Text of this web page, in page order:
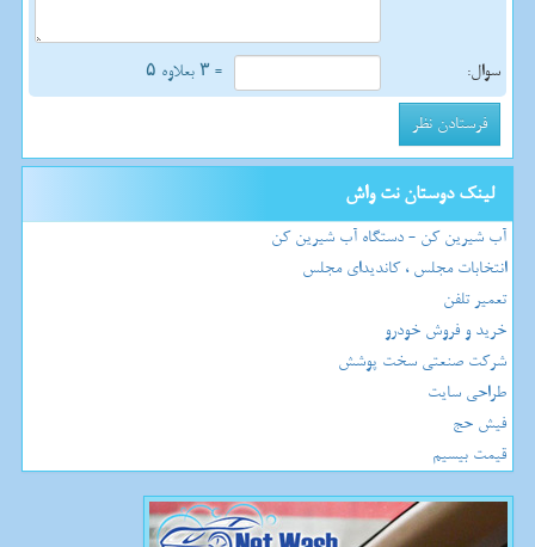
سوال: = ۳ بعلاوه ۵
لینک دوستان نت واش
آب شیرین کن - دستگاه آب شیرین کن
انتخابات مجلس ، کاندیدای مجلس
تعمیر تلفن
خرید و فروش خودرو
شرکت صنعتی سخت پوشش
طراحی سایت
فیش حج
قیمت بیسیم